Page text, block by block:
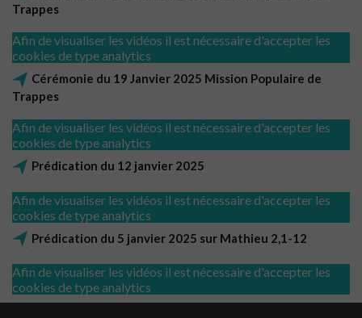
Trappes
Afin de visualiser les vidéos il est nécessaire d'accepter les
cookies de type analytics
Cérémonie du 19 Janvier 2025 Mission Populaire de
Trappes
Afin de visualiser les vidéos il est nécessaire d'accepter les
cookies de type analytics
Prédication du 12 janvier 2025
Afin de visualiser les vidéos il est nécessaire d'accepter les
cookies de type analytics
Prédication du 5 janvier 2025 sur Mathieu 2,1-12
Afin de visualiser les vidéos il est nécessaire d'accepter les
cookies de type analytics